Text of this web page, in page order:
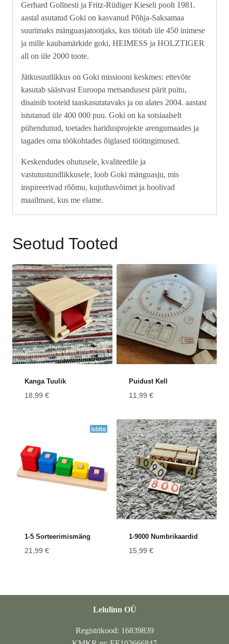
Gerhard Gollnesti ja Fritz-Rüdiger Kieseli poolt 1981.
aastal asutatud Goki on kasvanud Põhja-Saksamaa
suurimaks mänguasjatootjaks, kus töötab üle 450 inimese
ja mille kaubamärkide goki, HEIMESS ja HOLZTIGER
all on üle 2000 toote.
Jätkusuutlikkus on Goki missiooni keskmes: ettevõte
kasutab säästvast Euroopa metsandusest pärit puitu,
disainib tooteid taaskasutatavaks ja on alates 2004. aastast
istutanud üle 400 000 puu. Goki on ka sotsiaalselt
pühendunud, toetades haridusprojekte arengumaades ja
tagades oma töökohtades õiglased töötingimused.
Keskendudes ohutusele, kvaliteedile ja
vastutustundlikkusele, loob Goki mänguasju, mis
inspireerivad rõõmu, kujutlusvõimet ja hoolivad
maailmast, kus me elame.
Seotud Tooted
Kanga Tuulik
18,99 €
Puidust Kell
11,99 €
1-5 Sorteerimismäng
21,99 €
1-9000 Numbrikaardid
15,99 €
Lelulinn OÜ
Registrikood: 16839839